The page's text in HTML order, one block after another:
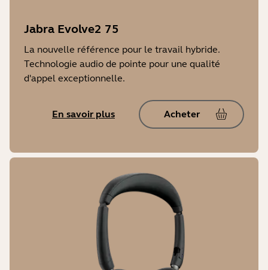
Jabra Evolve2 75
La nouvelle référence pour le travail hybride.
Technologie audio de pointe pour une qualité
d'appel exceptionnelle.
En savoir plus Acheter